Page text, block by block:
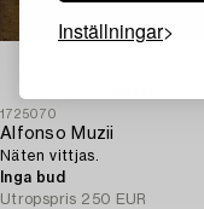
Inställningar
1725070
Alfonso Muzii
Näten vittjas.
Inga bud
Utropspris 250 EUR